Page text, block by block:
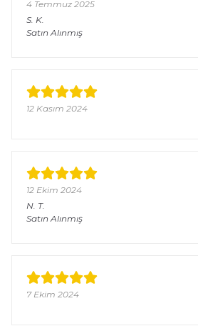
4 Temmuz 2025
S. K.
Satın Alınmış
12 Kasım 2024
12 Ekim 2024
N. T.
Satın Alınmış
7 Ekim 2024